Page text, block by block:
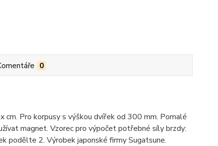
0
Pro korpusy s výškou dvířek od 300 mm. Pomalé
magnet. Vzorec pro výpočet potřebné síly brzdy:
podělte 2. Výrobek japonské firmy Sugatsune.